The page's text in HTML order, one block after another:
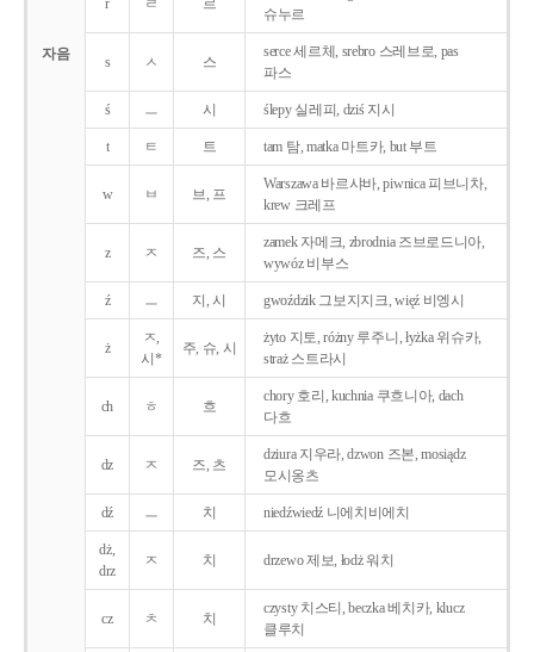
자음
r ㄹ 르
슈누르
s ㅅ 스
serce 세르체, srebro 스레브로, pas
파스
ś ㅡ 시 ślepy 실레피, dziś 지시
t ㅌ 트 tam 탐, matka 마트카, but 부트
w ㅂ 브, 프
Warszawa 바르샤바, piwnica 피브니차,
krew 크레프
z ㅈ 즈, 스
zamek 자메크, zbrodnia 즈브로드니아,
wywóz 비부스
ź ㅡ 지, 시 gwoździk 그보지지크, więź 비엥시
ż
ㅈ,
시*
주, 슈, 시
żyto 지토, różny 루주니, łyżka 위슈카,
straż 스트라시
ch ㅎ 흐
chory 호리, kuchnia 쿠흐니아, dach
다흐
dz ㅈ 즈, 츠
dziura 지우라, dzwon 즈본, mosiądz
모시옹츠
dź ㅡ 치 niedźwiedź 니에치비에치
dż,
drz
ㅈ 치 drzewo 제보, łodż 워치
cz ㅊ 치
czysty 치스티, beczka 베치카, klucz
클루치